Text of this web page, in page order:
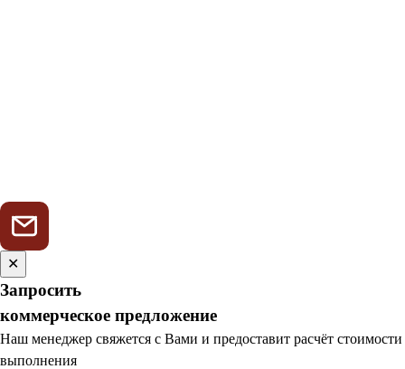
✕
Запросить
коммерческое предложение
Наш менеджер свяжется с Вами и предоставит расчёт стоимости
выполнения